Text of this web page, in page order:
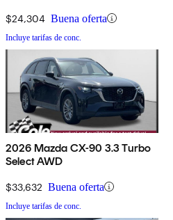
$24,304 Buena oferta
Incluye tarifas de conc.
2026 Mazda CX-90 3.3 Turbo
Select AWD
$33,632 Buena oferta
Incluye tarifas de conc.